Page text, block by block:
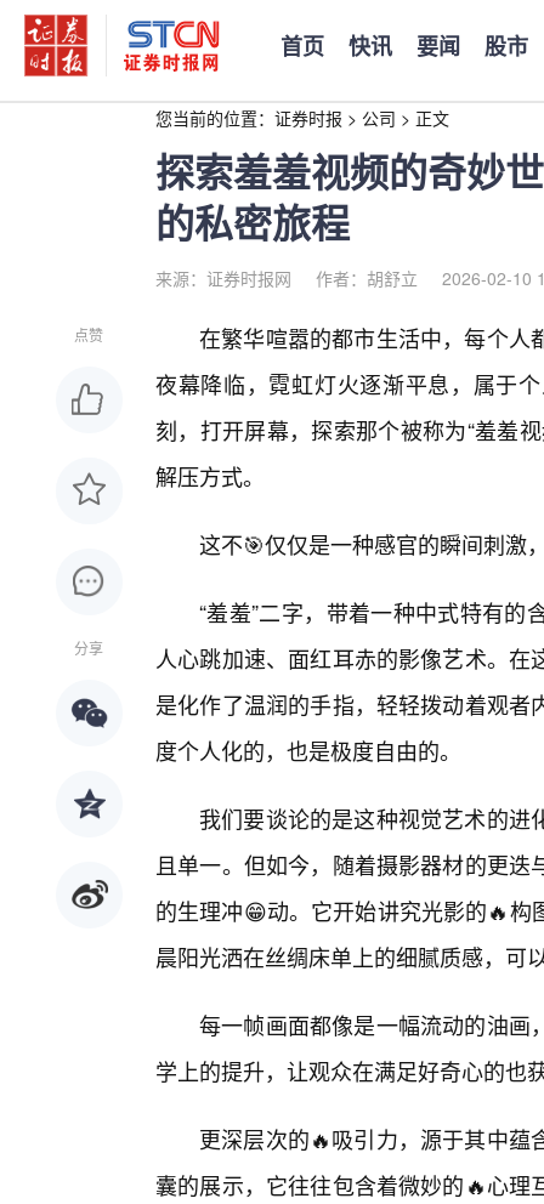
首页 快讯 要闻 股市
您当前的位置： 证券时报 > 公司 > 正文
探索羞羞视频的奇妙
的私密旅程
来源：证券时报网 作者：胡舒立 2026-02-10
点赞
分享
在繁华喧嚣的都市生活中，每个人
夜幕降临，霓虹灯火逐渐平息，属于
刻，打开屏幕，探索那个被称为“羞羞
解压方式。
这不🎯仅仅是一种感官的瞬间刺激
“羞羞”二字，带着一种中式特有
人心跳加速、面红耳赤的影像艺术。
是化作了温润的手指，轻轻拨动着观
度个人化的，也是极度自由的。
我们要谈论的是这种视觉艺术的
且单一。但如今，随着摄影器材的更
的生理冲😁动。它开始讲究光影的🔥
晨阳光洒在丝绸床单上的细腻质感，
每一帧画面都像是一幅流动的油画
学上的提升，让观众在满足好奇心的也
更深层次的🔥吸引力，源于其中
囊的展示，它往往包含着微妙的🔥心